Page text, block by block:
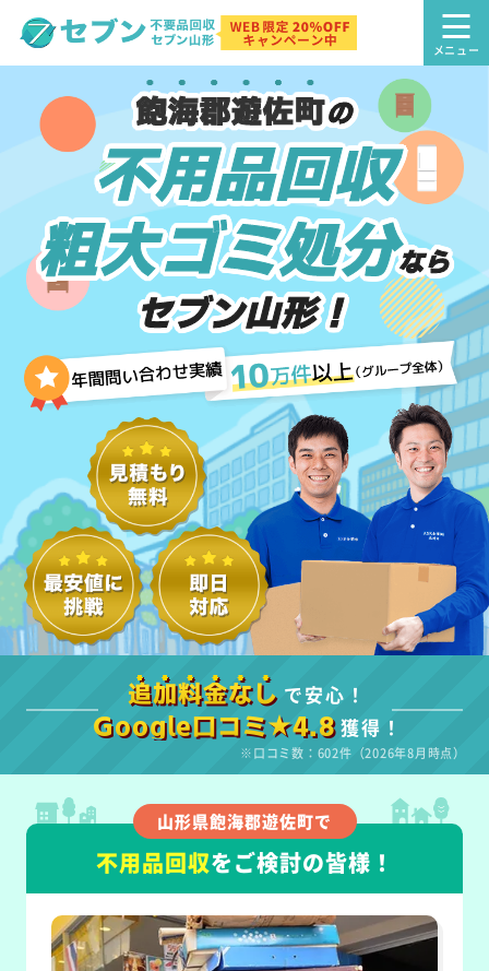
飽海郡遊佐町の
不用品回収
粗大ゴミ処分なら
セブン山形！
追加料金なし で安心！
Google口コミ★4.8 獲得！
※口コミ数：602件（2026年8月時点）
山形県飽海郡遊佐町で
不用品回収をご検討の皆様！